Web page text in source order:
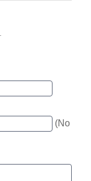
(No